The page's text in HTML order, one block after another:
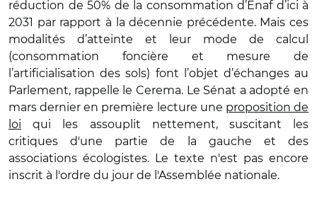
réduction de 50% de la consommation d’Enaf d’ici à
2031 par rapport à la décennie précédente. Mais ces
modalités d’atteinte et leur mode de calcul
(consommation foncière et mesure de
l’artificialisation des sols) font l’objet d’échanges au
Parlement, rappelle le Cerema. Le Sénat a adopté en
mars dernier en première lecture une proposition de
loi qui les assouplit nettement, suscitant les
critiques d'une partie de la gauche et des
associations écologistes. Le texte n'est pas encore
inscrit à l'ordre du jour de l'Assemblée nationale.